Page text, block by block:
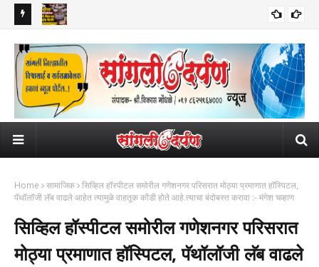
महापालिकेच्या कारभारावर नागरिकांचा अन् व्यापाऱ्यांचा तीव्र संताप; बाजारपेठांमधील
व्यवहार ठप्प!​
सामाजिक
Home सामाजिक सिव्हिल हॉस्पीटल समोरील गणेशनगर परिसरात मोठ्या प्रमाणात हॉस्पिटल,
पॅथॉलॉजी लॅब वाढले आहेत त्यामुळे वाहतूक कोंडी होते आहे.त्याचा बंदोबस्त करावा :- मंगेश चव्हाण
सिव्हिल हॉस्पीटल समोरील गणेशनगर परिसरात
मोठ्या प्रमाणात हॉस्पिटल, पॅथॉलॉजी लॅब वाढले